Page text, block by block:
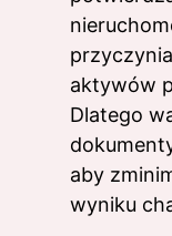
aktywów
Dlatego
aby
wyniku